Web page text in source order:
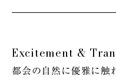
Excitement &
都会の自然に優雅に触